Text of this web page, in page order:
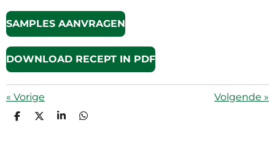
SAMPLES AANVRAGEN
DOWNLOAD RECEPT IN PDF
« Vorige Volgende »
D
D
S
D